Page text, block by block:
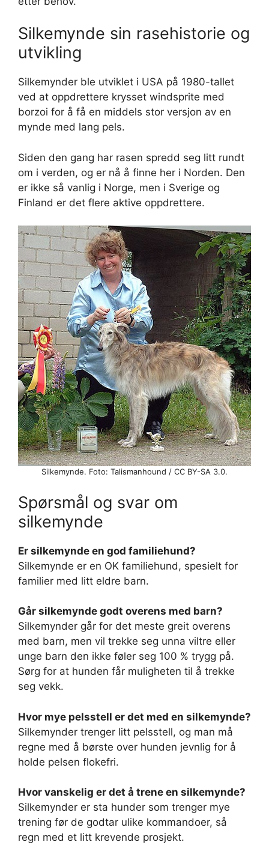
Silkemynde sin rasehistorie og
utvikling
Silkemynder ble utviklet i USA på 1980-tallet
ved at oppdrettere krysset windsprite med
borzoi for å få en middels stor versjon av en
mynde med lang pels.
Siden den gang har rasen spredd seg litt rundt
om i verden, og er nå å finne her i Norden. Den
er ikke så vanlig i Norge, men i Sverige og
Finland er det flere aktive oppdrettere.
Silkemynde. Foto: Talismanhound / CC BY-SA 3.0.
Spørsmål og svar om
silkemynde
Er silkemynde en god familiehund?
Silkemynde er en OK familiehund, spesielt for
familier med litt eldre barn.
Går silkemynde godt overens med barn?
Silkemynder går for det meste greit overens
med barn, men vil trekke seg unna viltre eller
unge barn den ikke føler seg 100 % trygg på.
Sørg for at hunden får muligheten til å trekke
seg vekk.
Hvor mye pelsstell er det med en silkemynde?
Silkemynder trenger litt pelsstell, og man må
regne med å børste over hunden jevnlig for å
holde pelsen flokefri.
Hvor vanskelig er det å trene en silkemynde?
Silkemynder er sta hunder som trenger mye
trening før de godtar ulike kommandoer, så
regn med et litt krevende prosjekt.